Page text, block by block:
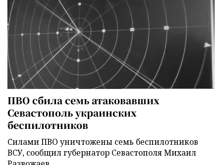
ПВО сбила семь атаковавших
Севастополь украинских
беспилотников
Силами ПВО уничтожены семь беспилотников
ВСУ, сообщил губернатор Севастополя Михаил